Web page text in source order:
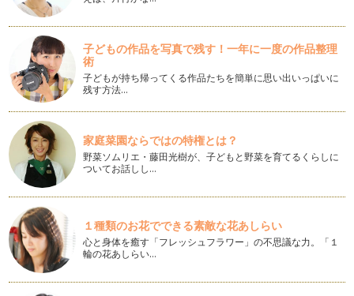
聞き上手はマナー美人
暖かい季節になり、公園デビューを始めるにはいい季節です
ね。幼稚園、保育園のママは、新学期が…
招かれた時のマナー 素敵なママになるコツ
ママになると、お友だちのお宅へお邪魔したりと、お子様を通
じてお招きいただく機会が増えません…
春のアクセサリー イヤーカフ
イヤーカフというアクセサリーをご存じですか？ ピアスでも
なく、イヤリングでもない耳…
言葉をストックしてみませんか
先日小学校低学年を担当する先生のお話を伺うことができまし
た。その先生のクラスは、宿題に必ず…
憧れママの共通点
今年も間もなく終わりますね。1年間、マナーという切り口か
らお話しできて、とても嬉しい時間で…
子どもの作品を写真で残す！一年に一度の作品整理
術
子どもが持ち帰ってくる作品たちを簡単に思い出いっぱいに
残す方法…
家庭菜園ならではの特権とは？
野菜ソムリエ・藤田光樹が、子どもと野菜を育てるくらしに
ついてお話しし…
１種類のお花でできる素敵な花あしらい
心と身体を癒す「フレッシュフラワー」の不思議な力。「１
輪の花あしらい…